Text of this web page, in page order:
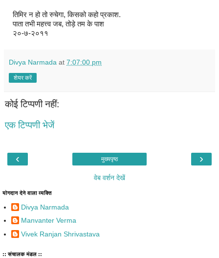
तिमिर न हो तो रुचेगा, किसको कहो प्रकाश.
पाता तभी महत्त्व जब, तोड़े तम के पाश
२०-७-२०११
Divya Narmada at 7:07:00 pm
शेयर करें
कोई टिप्पणी नहीं:
एक टिप्पणी भेजें
‹ ›
मुख्यपृष्ठ
वेब वर्शन देखें
योगदान देने वाला व्यक्ति
Divya Narmada
Manvanter Verma
Vivek Ranjan Shrivastava
:: संचालक मंडल ::